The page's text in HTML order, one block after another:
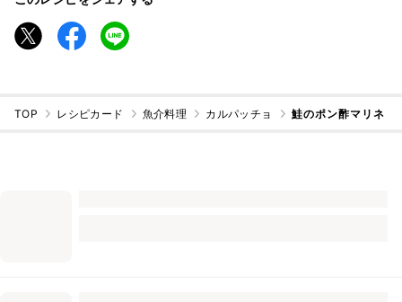
TOP レシピカード 魚介料理 カルパッチョ 鮭のポン酢マリネ